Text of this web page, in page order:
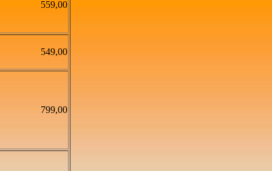
559,00
549,00
799,00